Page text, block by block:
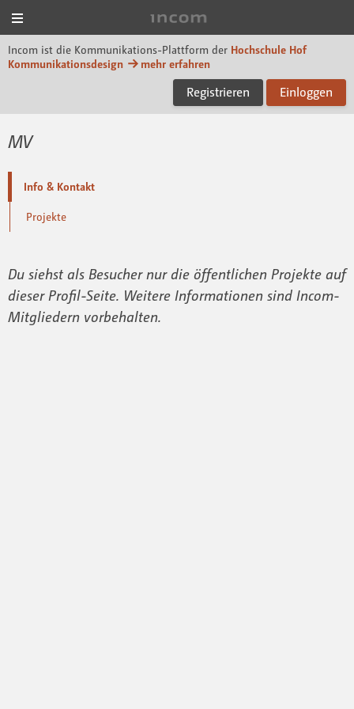
Incom ist die Kommunikations-Plattform der Hochschule Hof
Kommunikationsdesign
mehr erfahren
Registrieren Einloggen
MV
Info & Kontakt
Projekte
Du siehst als Besucher nur die öffentlichen Projekte auf
dieser Profil-Seite. Weitere Informationen sind Incom-
Mitgliedern vorbehalten.